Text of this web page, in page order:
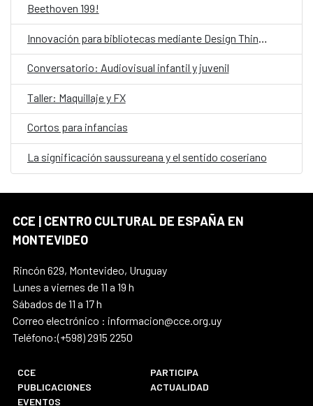
Beethoven 199!
Conversatorio: Audiovisual infantil y juvenil
Taller: Maquillaje y FX
Cortos para infancias
La significación saussureana y el sentido coseriano
CCE | CENTRO CULTURAL DE ESPAÑA EN
MONTEVIDEO
Rincón 629, Montevideo, Uruguay
Lunes a viernes de 11 a 19 h
Sábados de 11 a 17 h
Correo electrónico : informacion@cce.org.uy
Teléfono:(+598) 2915 2250
CCE
PARTICIPA
PUBLICACIONES
ACTUALIDAD
EVENTOS